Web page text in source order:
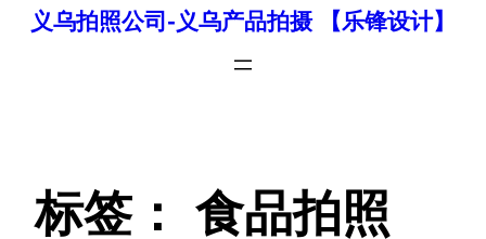
义乌拍照公司-义乌产品拍摄 【乐锋设计】
标签： 食品拍照